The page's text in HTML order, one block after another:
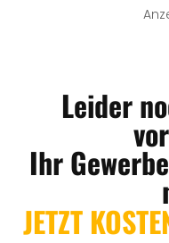
Leider
Ihr
JETZT